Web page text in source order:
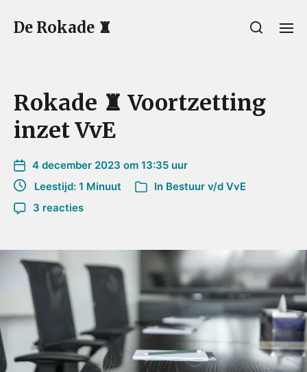
De Rokade ♜
Rokade ♜ Voortzetting
inzet VvE
4 december 2023 om 13:35 uur
Leestijd: 1 Minuut
In Bestuur v/d VvE
3 reacties